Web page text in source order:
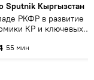
Sputnik Кыргызстан
РКФР в развитие
КР и ключевых
55 мин